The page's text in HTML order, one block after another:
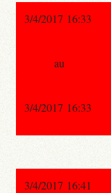
3/4/2017 16:33
au
3/4/2017 16:33
3/4/2017 16:41